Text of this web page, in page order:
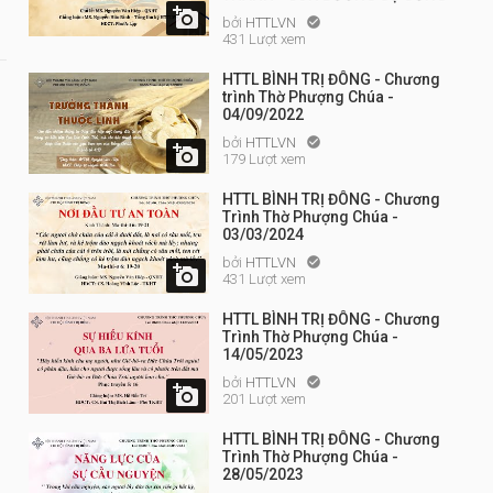
 bởi HTTLVN 
431 Lượt xem

HTTL BÌNH TRỊ ĐÔNG - Chương
trình Thờ Phượng Chúa -
04/09/2022
bởi HTTLVN 
179 Lượt xem

HTTL BÌNH TRỊ ĐÔNG - Chương
Trình Thờ Phượng Chúa -
03/03/2024
bởi HTTLVN 
431 Lượt xem

HTTL BÌNH TRỊ ĐÔNG - Chương
Trình Thờ Phượng Chúa -
14/05/2023
bởi HTTLVN 
201 Lượt xem
HTTL BÌNH TRỊ ĐÔNG - Chương
Trình Thờ Phượng Chúa -
28/05/2023